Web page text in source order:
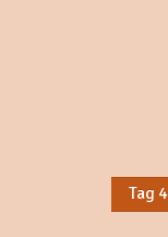
Tag 4